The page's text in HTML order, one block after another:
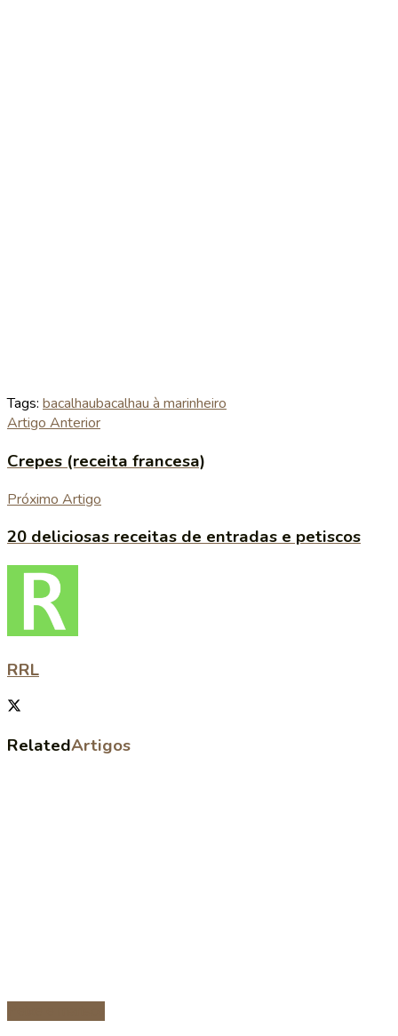
Tags: bacalhaubacalhau à marinheiro
Artigo Anterior
Crepes (receita francesa)
Próximo Artigo
20 deliciosas receitas de entradas e petiscos
RRL
RelatedArtigos